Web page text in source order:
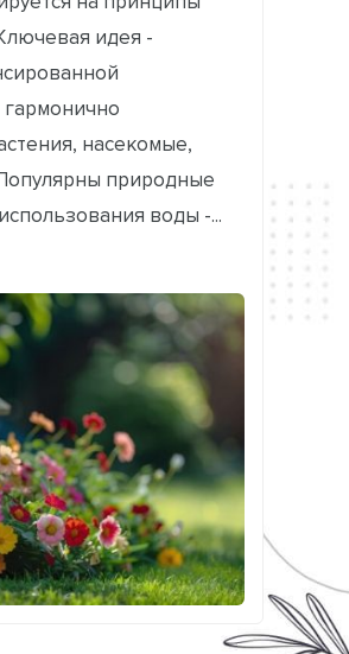
идея -
гармонично
насекомые,
природные
воды -...